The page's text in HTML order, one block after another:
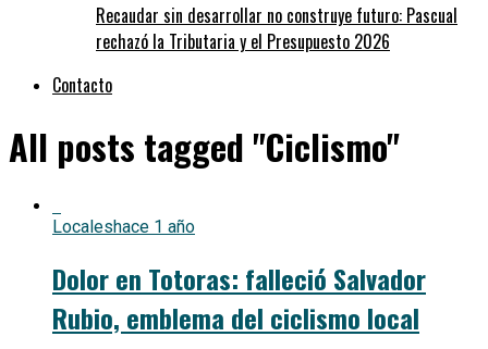
Recaudar sin desarrollar no construye futuro: Pascual
rechazó la Tributaria y el Presupuesto 2026
Contacto
All posts tagged "Ciclismo"
Localeshace 1 año
Dolor en Totoras: falleció Salvador
Rubio, emblema del ciclismo local